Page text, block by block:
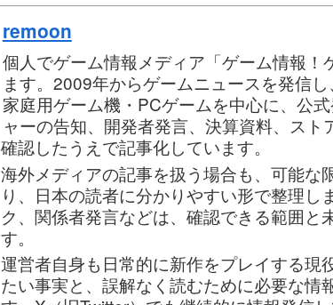
remoon
個人でゲーム情報メディア「ゲーム情報！
ます。2009年からゲームニュースを発信し
家庭用ゲーム機・PCゲームを中心に、公
ャーの告知、開発者発言、決算資料、ス
確認したうえで記事化しています。
海外メディアの記事を扱う場合も、可能な
り、日本の読者に分かりやすい形で整理し
ク、関係者発言などは、確認できる範囲と
す。
運営者自身も日常的に新作をプレイする現
たい事実と、誤解なく読むために必要な情